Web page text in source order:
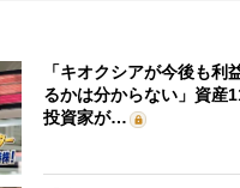
「キオクシアが今後も利
るかは分からない」資産
投資家が…